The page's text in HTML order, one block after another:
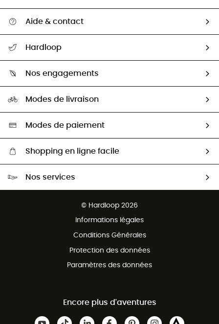
Aide & contact
Retour & remboursement
Guide des tailles
Seconde Main
Aide & Contact
Hardloop
HardGuides
Nos engagements
Sélection éco-responsable
Modes de livraison
Modes de paiement
Shopping en ligne facile
Nos services
© Hardloop 2026
Informations légales
Conditions Générales
Protection des données
Paramètres des données
Encore plus d'aventures